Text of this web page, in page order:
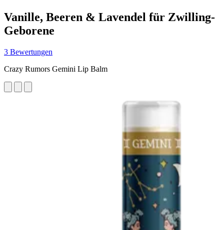
Vanille, Beeren & Lavendel für Zwilling-
Geborene
3 Bewertungen
Crazy Rumors Gemini Lip Balm